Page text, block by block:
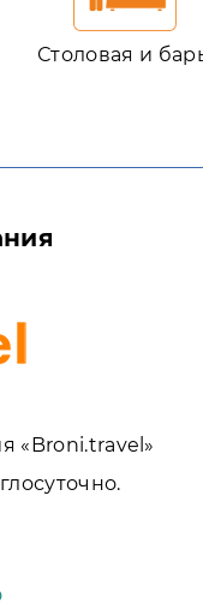
Столовая и
«Broni.travel»